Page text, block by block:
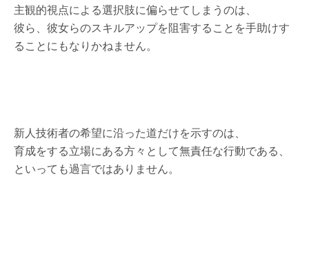
主観的視点による選択肢に偏らせてしまうのは、
彼ら、彼女らのスキルアップを阻害することを手助けす
ることにもなりかねません。
新人技術者の希望に沿った道だけを示すのは、
育成をする立場にある方々として無責任な行動である、
といっても過言ではありません。